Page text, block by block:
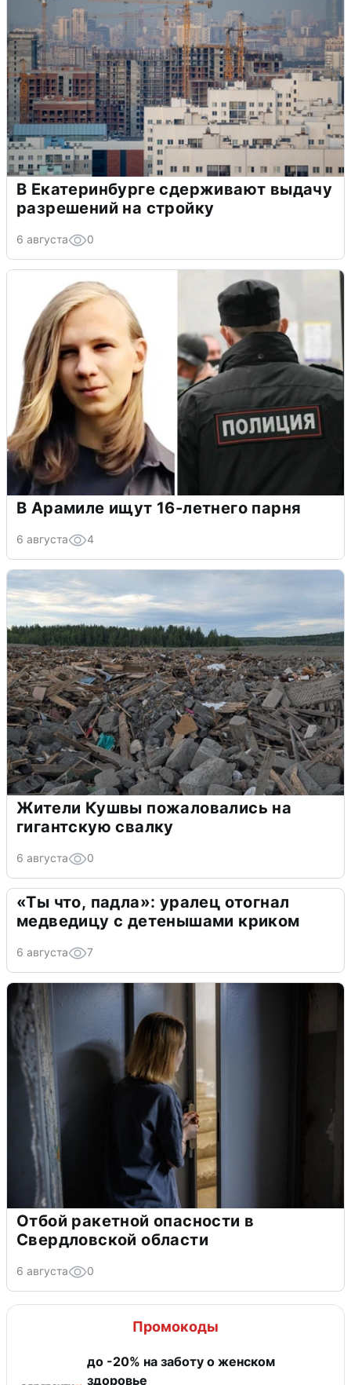
В Екатеринбурге сдерживают выдачу
разрешений на стройку
6 августа 0
В Арамиле ищут 16-летнего парня
6 августа 4
Жители Кушвы пожаловались на
гигантскую свалку
6 августа 0
«Ты что, падла»: уралец отогнал
медведицу с детенышами криком
6 августа 7
Отбой ракетной опасности в
Свердловской области
6 августа 0
Промокоды
до -20% на заботу о женском
здоровье